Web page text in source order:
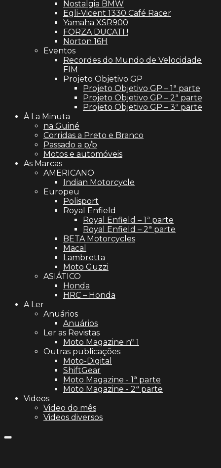
Nostalgia BMW
Egli-Vicent 1330 Café Racer
Yamaha XSR900
FORZA DUCATI !
Norton 16H
Eventos
Recordes do Mundo de Velocidade
FIM
Projeto Objetivo GP
Projeto Objetivo GP – 1ª parte
Projeto Objetivo GP – 2ª parte
Projeto Objetivo GP – 3ª parte
À La Minuta
na Guiné
Corridas a Preto e Branco
Passado a p/b
Motos e automóveis
As Marcas
AMERICANO
Indian Motorcycle
Europeu
Polisport
Royal Enfield
Royal Enfield – 1ª parte
Royal Enfield – 2ª parte
BETA Motorcycles
Macal
Lambretta
Moto Guzzi
ASIÁTICO
Honda
HRC – Honda
A Ler
Anuários
Anuários
Ler as Revistas
Moto Magazine nº 1
Outras publicações
Moto-Digital
ShiftGear
Moto Magazine - 1ª parte
Moto Magazine - 2ª parte
Videos
Video do mês
Videos diversos